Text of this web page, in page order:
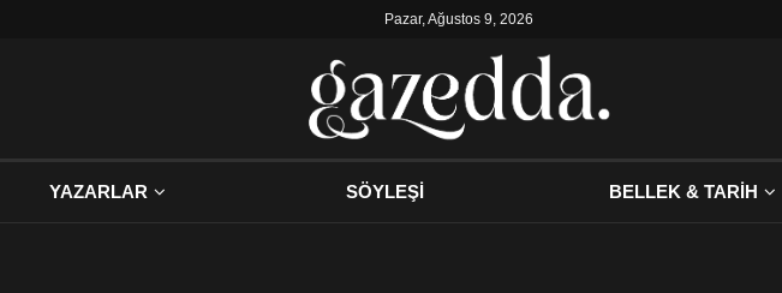
Pazar, Ağustos 9, 2026
YAZARLAR SÖYLEŞİ BELLEK & TARİH